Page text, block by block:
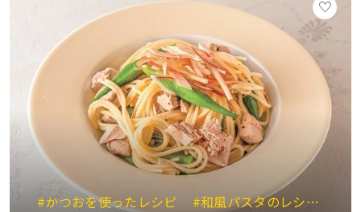
#かつおを使ったレシピ #和風パスタのレシピ